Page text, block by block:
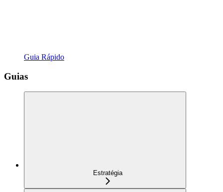
Guia Rápido
Guias
Estratégia